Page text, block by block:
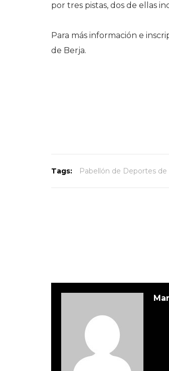
por tres pistas, dos de ellas
Para más información e
de Berja.
Tags: Pabellón de Deportes de